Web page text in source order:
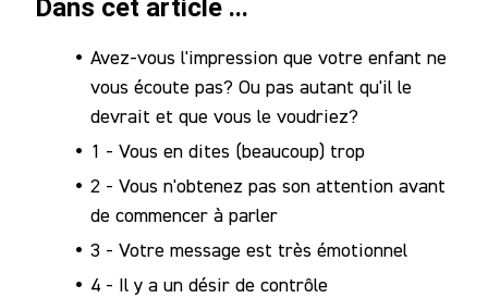
Dans cet article ...
Avez-vous l'impression que votre enfant ne
vous écoute pas? Ou pas autant qu'il le
devrait et que vous le voudriez?
1 - Vous en dites (beaucoup) trop
2 - Vous n'obtenez pas son attention avant
de commencer à parler
3 - Votre message est très émotionnel
4 - Il y a un désir de contrôle
Accès
Stagiaire
Notre
Communauté